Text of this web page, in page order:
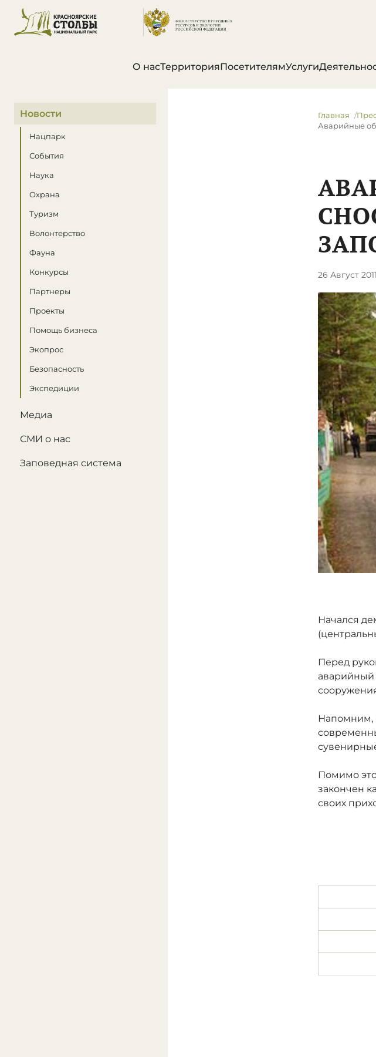
О насТерриторияПосетителямУслуги
В этом разделе
Новости
Нацпарк
События
Наука
Охрана
Туризм
Волонтерство
Фауна
Конкурсы
Партнеры
Проекты
Помощь бизнеса
Экопрос
Безопасность
Экспедиции
Медиа
СМИ о нас
Заповедная система
Главная
Аварийные
26 Август 2011
Начался
Перед
аварийный
Напомним,
Помимо
закончен
своих